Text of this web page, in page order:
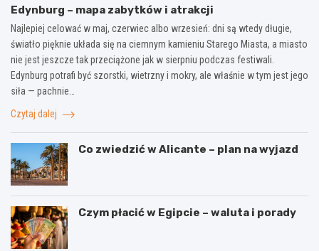
Edynburg – mapa zabytków i atrakcji
Najlepiej celować w maj, czerwiec albo wrzesień: dni są wtedy długie,
światło pięknie układa się na ciemnym kamieniu Starego Miasta, a miasto
nie jest jeszcze tak przeciążone jak w sierpniu podczas festiwali.
Edynburg potrafi być szorstki, wietrzny i mokry, ale właśnie w tym jest jego
siła — pachnie…
Czytaj dalej
Co zwiedzić w Alicante – plan na wyjazd
Czym płacić w Egipcie – waluta i porady